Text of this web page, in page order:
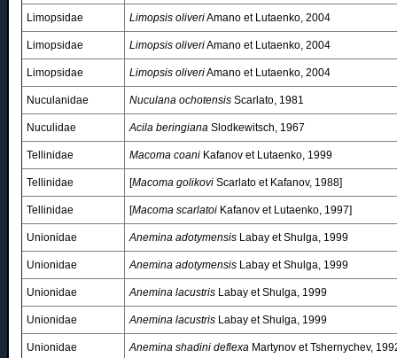
Limopsidae Limopsis oliveriAmano et Lutaenko, 2004
Limopsidae Limopsis oliveriAmano et Lutaenko, 2004
Limopsidae Limopsis oliveriAmano et Lutaenko, 2004
Nuculanidae Nuculana ochotensis Scarlato, 1981
Nuculidae Acila beringiana Slodkewitsch, 1967
Tellinidae Macoma coani Kafanov et Lutaenko, 1999
Tellinidae [Macoma golikovi Scarlato et Kafanov, 1988]
Tellinidae [Macoma scarlatoi Kafanov et Lutaenko, 1997]
Unionidae Anemina adotymensis Labay et Shulga, 1999
Unionidae Anemina adotymensis Labay et Shulga, 1999
Unionidae Anemina lacustris Labay et Shulga, 1999
Unionidae Anemina lacustris Labay et Shulga, 1999
Unionidae Anemina shadini deflexa Martynov et Tshernychev,